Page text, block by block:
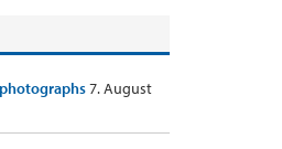
7. August